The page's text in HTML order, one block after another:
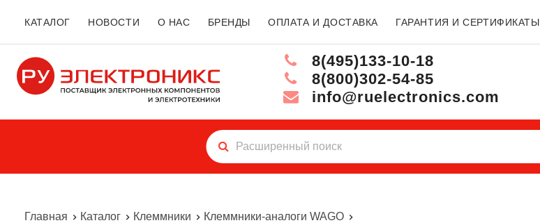
КАТАЛОГ НОВОСТИ О НАС БРЕНДЫ ОПЛАТА И ДОСТАВКА ГАРАНТИЯ И СЕРТИФИКАТЫ
8(495)133-10-18
8(800)302-54-85
info@ruelectronics.com
Главная Каталог Клеммники
Клеммники-аналоги WAGO